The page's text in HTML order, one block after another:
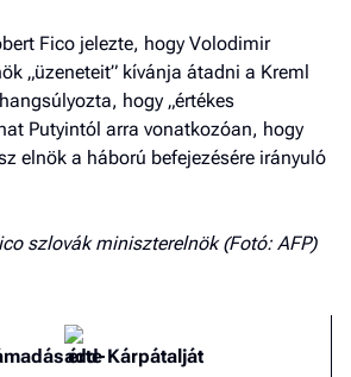
Fico jelezte, hogy Volodimir
„üzeneteit” kívánja átadni a Kreml
hogy „értékes
Putyintól arra vonatkozóan, hogy
elnök a háború befejezésére irányuló
szlovák miniszterelnök (Fotó: AFP)
érte Kárpátalját